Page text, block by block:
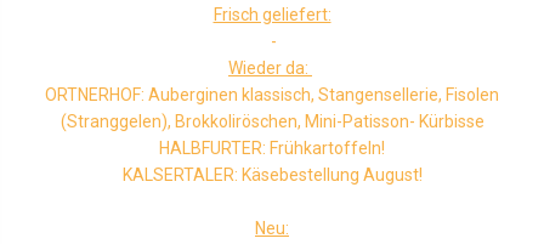
Frisch geliefert:
-
Wieder da:
ORTNERHOF: Auberginen klassisch, Stangensellerie, Fisolen
(Stranggelen), Brokkoliröschen, Mini-Patisson- Kürbisse
HALBFURTER: Frühkartoffeln!
KALSERTALER: Käsebestellung August!
Neu: